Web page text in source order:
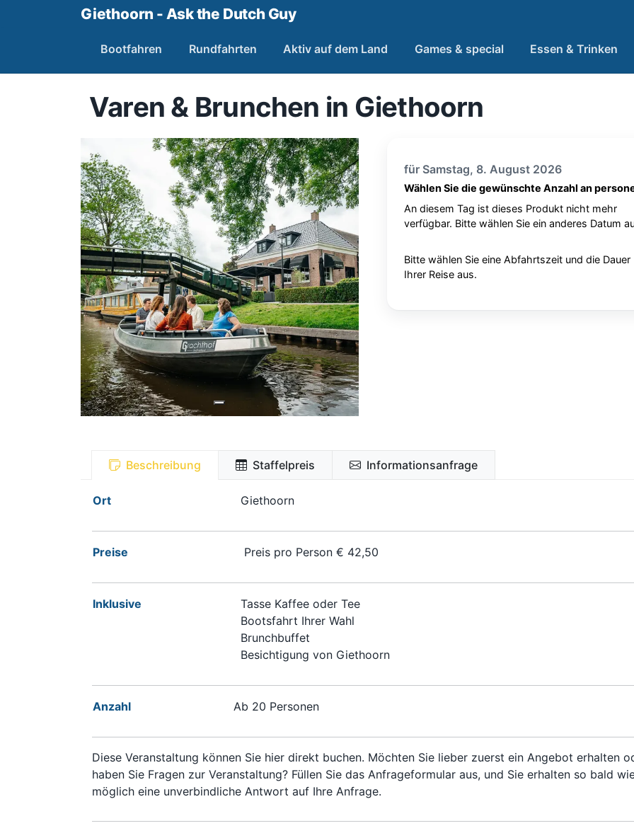
Giethoorn - Ask the Dutch Guy
Bootfahren Rundfahrten Aktiv auf dem Land Games & special Essen & Trinken
Varen & Brunchen in Giethoorn
für Samstag, 8. August 2026
Wählen Sie die gewünschte Anzahl an
An diesem Tag ist dieses Produkt nicht mehr
verfügbar. Bitte wählen Sie ein anderes Datum
Bitte wählen Sie eine Abfahrtszeit und die Dauer
Ihrer Reise aus.
Beschreibung Staffelpreis Informationsanfrage
Ort Giethoorn
Preise Preis pro Person € 42,50
Inklusive
Tasse Kaffee oder Tee
Bootsfahrt Ihrer Wahl
Brunchbuffet
Besichtigung von Giethoorn
Anzahl Ab 20 Personen
Diese Veranstaltung können Sie hier direkt buchen. Möchten Sie lieber zuerst ein Angebot erhalten
haben Sie Fragen zur Veranstaltung? Füllen Sie das Anfrageformular aus, und Sie erhalten so bald
möglich eine unverbindliche Antwort auf Ihre Anfrage.